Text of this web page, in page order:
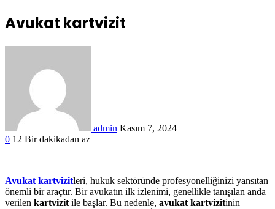
Avukat kartvizit
admin Kasım 7, 2024
0 12 Bir dakikadan az
Avukat kartvizitleri, hukuk sektöründe profesyonelliğinizi yansıtan
önemli bir araçtır. Bir avukatın ilk izlenimi, genellikle tanışılan anda
verilen kartvizit ile başlar. Bu nedenle, avukat kartvizitinin